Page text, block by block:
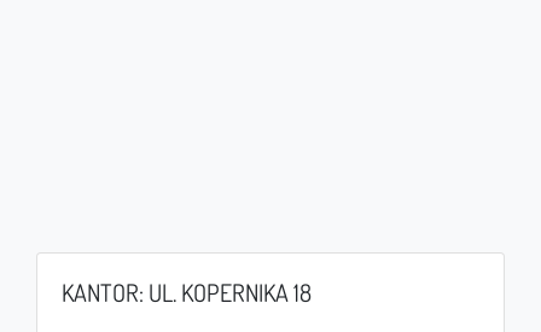
KANTOR: UL. KOPERNIKA 18